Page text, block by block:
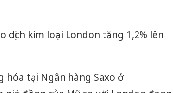
dịch kim loại London tăng 1,2% lên
hóa tại Ngân hàng Saxo ở